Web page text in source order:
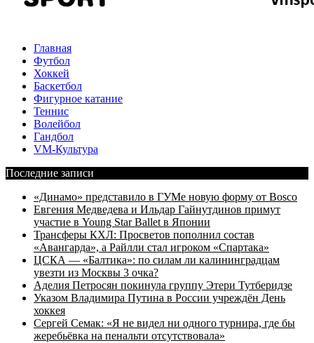
Главная
Футбол
Хоккей
Баскетбол
Фигурное катание
Теннис
Волейбол
Гандбол
VM-Культура
Последние записи
«Динамо» представило в ГУМе новую форму от Bosco
Евгения Медведева и Ильдар Гайнутдинов примут
участие в Young Star Ballet в Японии
Трансферы КХЛ: Просветов пополнил состав
«Авангарда», а Райлли стал игроком «Спартака»
ЦСКА — «Балтика»: по силам ли калининградцам
увезти из Москвы 3 очка?
Аделия Петросян покинула группу Этери Тутберидзе
Указом Владимира Путина в России учреждён День
хоккея
Сергей Семак: «Я не видел ни одного турнира, где бы
жеребьёвка на пенальти отсутствовала»